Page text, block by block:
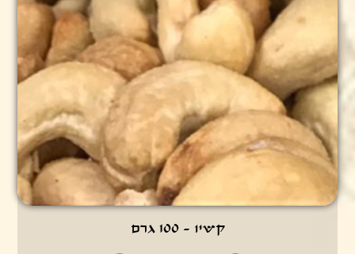
קשיו - 100 גרם